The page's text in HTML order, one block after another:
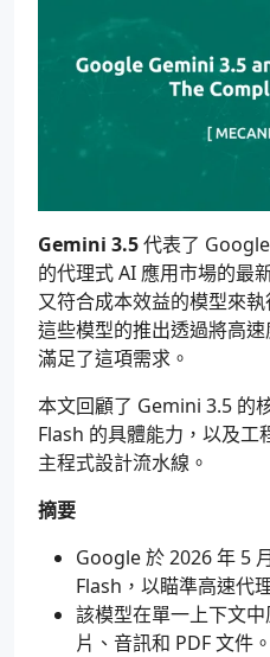
Gemini 3.5代表了
的代理式 AI 應用市場的最
又符合成本效益的模型來
這些模型的推出透過將高
滿足了這項需求。
本文回顧了 Gemini 3.5 的
Flash 的具體能力，以及工
主程式設計流水線。
摘要
Google 於 2026 年 5
Flash，以瞄準高速代
該模型在單一上下文
片、音訊和 PDF 文件。